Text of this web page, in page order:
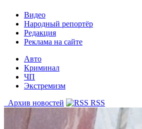
Видео
Народный репортёр
Редакция
Реклама на сайте
Авто
Криминал
ЧП
Экстремизм
Архив новостей
RSS